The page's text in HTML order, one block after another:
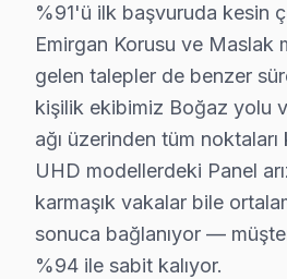
Kireçburnu'da JVC TV Servisi
Kireçburnu, sakin bir yaşam
Kilyos'ta JVC TV Servisi
Kilyos, sahil kenarında yer
Kocataş'ta JVC TV Servisi
Kocataş Mahallesi, JVC
%91'ü ilk başvuruda kesin
Emirgan Korusu ve Maslak
gelen talepler de benzer
kişilik ekibimiz Boğaz yolu
ağı üzerinden tüm noktaları
UHD modellerdeki Panel
karmaşık vakalar bile
sonuca bağlanıyor —
%94 ile sabit kalıyor.